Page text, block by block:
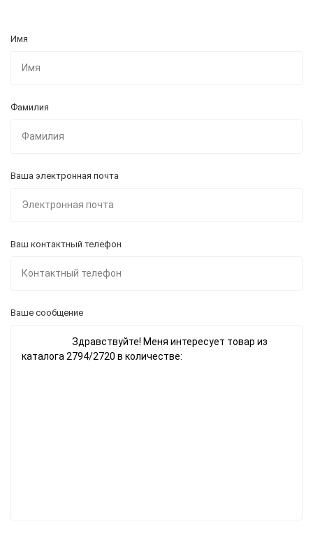
Имя
Фамилия
Ваша электронная почта
Ваш контактный телефон
Ваше сообщение